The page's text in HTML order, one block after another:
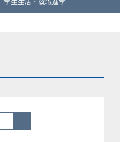
学生生活・就職進学